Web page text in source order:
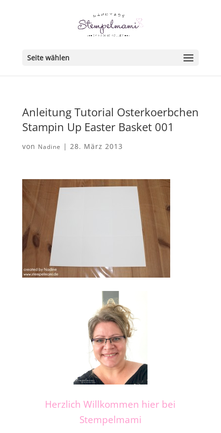
Seite wählen
Anleitung Tutorial Osterkoerbchen
Stampin Up Easter Basket 001
von Nadine | 28. März 2013
Herzlich Willkommen hier bei
Stempelmami